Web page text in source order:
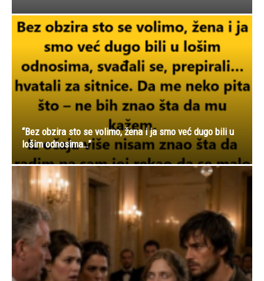
“Bez obzira sto se volimo, žena i ja smo već dugo bili u
lošim odnosima…”